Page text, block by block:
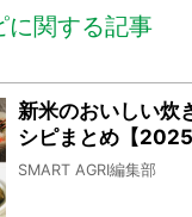
に関する記事
新米のおいしい炊
シピまとめ【2025
SMART AGRI編集部